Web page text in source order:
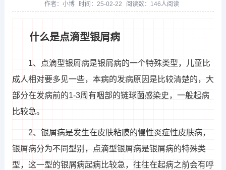
作者： 小博 时间：25-02-22 阅读数：146人阅读
什么是点滴型银屑病
1、点滴型银屑病是银屑病的一个特殊类型，儿童比
成人相对要多见一些，本病的发病原因是比较清楚的，大
部分在发病前的1-3周有咽部的链球菌感染史，一般起病
比较急。
2、银屑病是发生在皮肤粘膜的慢性炎症性皮肤病，
银屑病分为不同型别，点滴型银屑病是银屑病的特殊类
型，这一型的银屑病起病比较急，往往在起病之前会有呼